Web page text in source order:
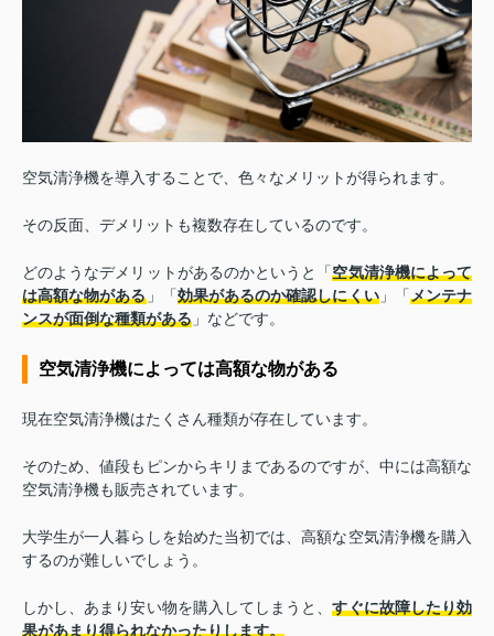
空気清浄機を導入することで、色々なメリットが得られます。
その反面、デメリットも複数存在しているのです。
どのようなデメリットがあるのかというと「空気清浄機によって
は高額な物がある」「効果があるのか確認しにくい」「メンテナ
ンスが面倒な種類がある 」などです。
空気清浄機によっては高額な物がある
現在空気清浄機はたくさん種類が存在しています。
そのため、値段もピンからキリまであるのですが、中には高額な
空気清浄機も販売されています。
大学生が一人暮らしを始めた当初では、高額な空気清浄機を購入
するのが難しいでしょう。
しかし、あまり安い物を購入してしまうと、すぐに故障したり効
果があまり得られなかったりします。